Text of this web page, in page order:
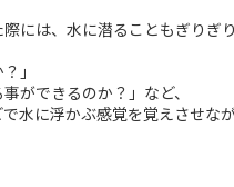
には、水に潜ることもぎりぎ
」
ができるのか？」など、
水に浮かぶ感覚を覚えさせな